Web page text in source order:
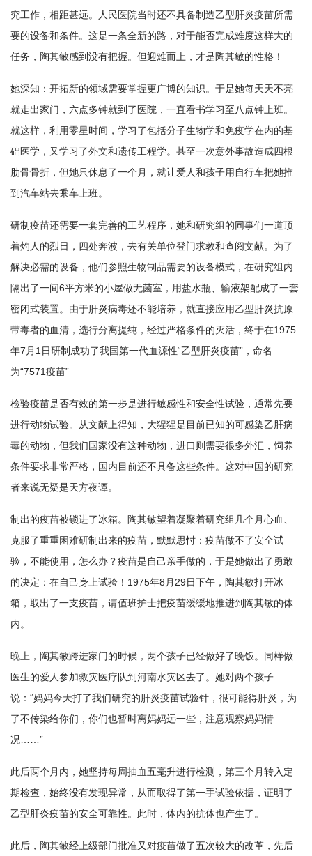
究工作，相距甚远。人民医院当时还不具备制造乙型肝炎疫苗所需
要的设备和条件。这是一条全新的路，对于能否完成难度这样大的
任务，陶其敏感到没有把握。但迎难而上，才是陶其敏的性格！
她深知：开拓新的领域需要掌握更广博的知识。于是她每天天不亮
就走出家门，六点多钟就到了医院，一直看书学习至八点钟上班。
就这样，利用零星时间，学习了包括分子生物学和免疫学在内的基
础医学，又学习了外文和遗传工程学。甚至一次意外事故造成四根
肋骨骨折，但她只休息了一个月，就让爱人和孩子用自行车把她推
到汽车站去乘车上班。
研制疫苗还需要一套完善的工艺程序，她和研究组的同事们一道顶
着灼人的烈日，四处奔波，去有关单位登门求教和查阅文献。为了
解决必需的设备，他们参照生物制品需要的设备模式，在研究组内
隔出了一间6平方米的小屋做无菌室，用盐水瓶、输液架配成了一套
密闭式装置。由于肝炎病毒还不能培养，就直接应用乙型肝炎抗原
带毒者的血清，选行分离提纯，经过严格条件的灭活，终于在1975
年7月1日研制成功了我国第一代血源性“乙型肝炎疫苗”，命名
为“7571疫苗”
检验疫苗是否有效的第一步是进行敏感性和安全性试验，通常先要
进行动物试验。从文献上得知，大猩猩是目前已知的可感染乙肝病
毒的动物，但我们国家没有这种动物，进口则需要很多外汇，饲养
条件要求非常严格，国内目前还不具备这些条件。这对中国的研究
者来说无疑是天方夜谭。
制出的疫苗被锁进了冰箱。陶其敏望着凝聚着研究组几个月心血、
克服了重重困难研制出来的疫苗，默默思忖：疫苗做不了安全试
验，不能使用，怎么办？疫苗是自己亲手做的，于是她做出了勇敢
的决定：在自己身上试验！1975年8月29日下午，陶其敏打开冰
箱，取出了一支疫苗，请值班护士把疫苗缓缓地推进到陶其敏的体
内。
晚上，陶其敏跨进家门的时候，两个孩子已经做好了晚饭。同样做
医生的爱人参加救灾医疗队到河南水灾区去了。她对两个孩子
说：“妈妈今天打了我们研究的肝炎疫苗试验针，很可能得肝炎，为
了不传染给你们，你们也暂时离妈妈远一些，注意观察妈妈情
况……”
此后两个月内，她坚持每周抽血五毫升进行检测，第三个月转入定
期检查，始终没有发现异常，从而取得了第一手试验依据，证明了
乙型肝炎疫苗的安全可靠性。此时，体内的抗体也产生了。
此后，陶其敏经上级部门批准又对疫苗做了五次较大的改革，先后